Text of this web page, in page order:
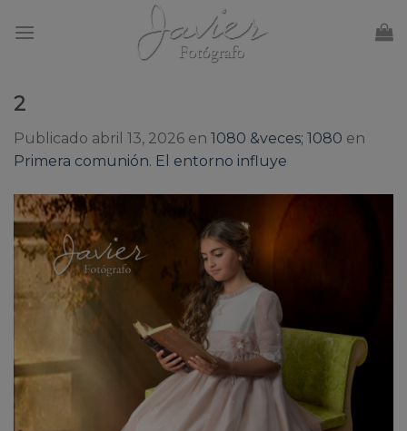
2
Publicado abril 13, 2026 en 1080 &veces; 1080 en
Primera comunión. El entorno influye